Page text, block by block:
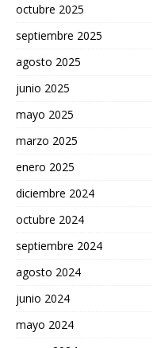
octubre 2025
septiembre 2025
agosto 2025
junio 2025
mayo 2025
marzo 2025
enero 2025
diciembre 2024
octubre 2024
septiembre 2024
agosto 2024
junio 2024
mayo 2024